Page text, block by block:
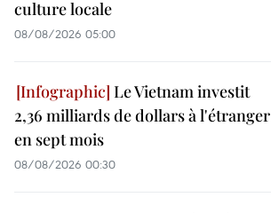
culture locale
08/08/2026 05:00
Le Vietnam investit
2,36 milliards de dollars à l'étranger
en sept mois
08/08/2026 00:30